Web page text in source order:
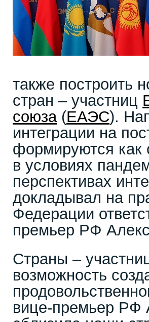
также построить
стран – участниц
союза(ЕАЭС).
интеграции на
формируются как
в условиях
перспективах
докладывал на
Федерации
премьер РФ
Страны –
возможность
вице-премьер РФ